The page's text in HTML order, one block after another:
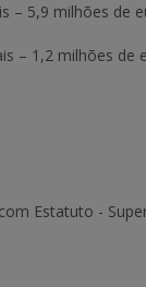
– 5,9 milhões de
– 1,2 milhões de
Estatuto -